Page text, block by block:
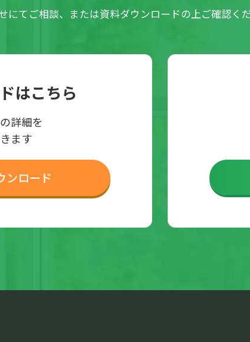
てご相談、または資料ダウンロードの上ご確認くだ
はこちら
詳細を
ます
ンロード